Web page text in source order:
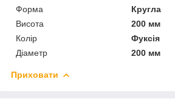
Форма
Кругла
Висота
200 мм
Колір
Фуксія
Діаметр
200 мм
Приховати